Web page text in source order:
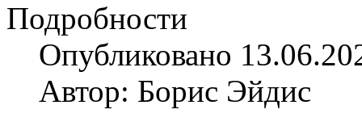
Подробности
Опубликовано
Автор: Борис Эйдис